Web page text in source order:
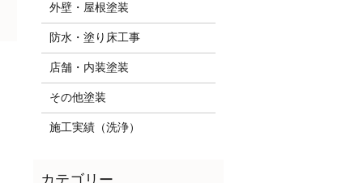
外壁・屋根塗装
防水・塗り床工事
店舗・内装塗装
その他塗装
施工実績（洗浄）